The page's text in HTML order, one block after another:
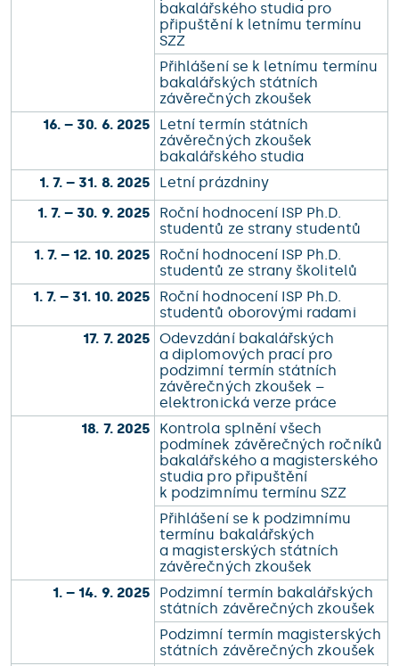
bakalářského studia pro
připuštění k letnímu termínu
SZZ
Přihlášení se k letnímu termínu
bakalářských státních
závěrečných zkoušek
16. – 30. 6. 2025
Letní termín státních
závěrečných zkoušek
bakalářského studia
1. 7. – 31. 8. 2025
Letní prázdniny
1. 7. – 30. 9. 2025
Roční hodnocení ISP Ph.D.
studentů ze strany studentů
1. 7. – 12. 10. 2025
Roční hodnocení ISP Ph.D.
studentů ze strany školitelů
1. 7. – 31. 10. 2025
Roční hodnocení ISP Ph.D.
studentů oborovými radami
17. 7. 2025 Odevzdání bakalářských
a diplomových prací pro
podzimní termín státních
závěrečných zkoušek –
elektronická verze práce
18. 7. 2025
Kontrola splnění všech
podmínek závěrečných ročníků
bakalářského a magisterského
studia pro připuštění
k podzimnímu termínu SZZ
Přihlášení se k podzimnímu
termínu bakalářských
a magisterských státních
závěrečných zkoušek
1. – 14. 9. 2025
Podzimní termín bakalářských
státních závěrečných zkoušek
Podzimní termín magisterských
státních závěrečných zkoušek